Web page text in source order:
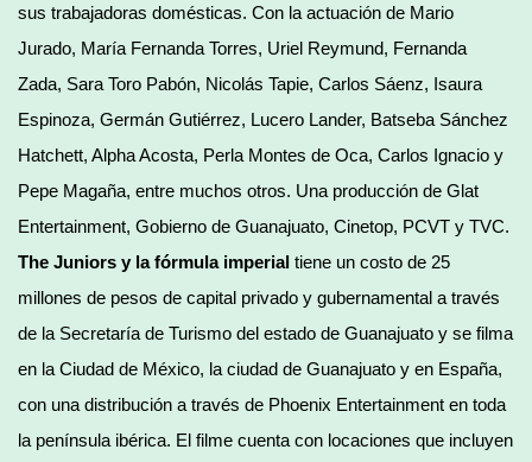
sus trabajadoras domésticas. Con la actuación de Mario
Jurado, María Fernanda Torres, Uriel Reymund, Fernanda
Zada, Sara Toro Pabón, Nicolás Tapie, Carlos Sáenz, Isaura
Espinoza, Germán Gutiérrez, Lucero Lander, Batseba Sánchez
Hatchett, Alpha Acosta, Perla Montes de Oca, Carlos Ignacio y
Pepe Magaña, entre muchos otros. Una producción de Glat
Entertainment, Gobierno de Guanajuato, Cinetop, PCVT y TVC.
The Juniors y la fórmula imperial tiene un costo de 25
millones de pesos de capital privado y gubernamental a través
de la Secretaría de Turismo del estado de Guanajuato y se filma
en la Ciudad de México, la ciudad de Guanajuato y en España,
con una distribución a través de Phoenix Entertainment en toda
la península ibérica. El filme cuenta con locaciones que incluyen